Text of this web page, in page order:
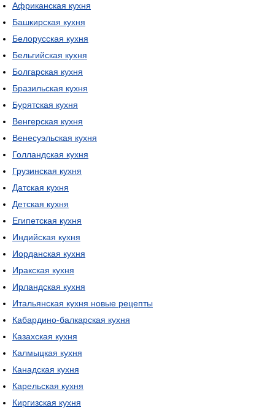
Африканская кухня
Башкирская кухня
Белорусская кухня
Бельгийская кухня
Болгарская кухня
Бразильская кухня
Бурятская кухня
Венгерская кухня
Венесуэльская кухня
Голландская кухня
Грузинская кухня
Датская кухня
Детская кухня
Египетская кухня
Индийская кухня
Иорданская кухня
Иракская кухня
Ирландская кухня
Итальянская кухня новые рецепты
Кабардино-балкарская кухня
Казахская кухня
Калмыцкая кухня
Канадская кухня
Карельская кухня
Киргизская кухня